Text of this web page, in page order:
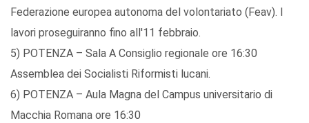
Federazione europea autonoma del volontariato (Feav). I
lavori proseguiranno fino all'11 febbraio.
5) POTENZA – Sala A Consiglio regionale ore 16:30
Assemblea dei Socialisti Riformisti lucani.
6) POTENZA – Aula Magna del Campus universitario di
Macchia Romana ore 16:30